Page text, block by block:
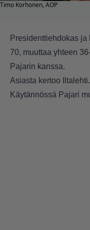
Timo Korhonen, AOP
Presidenttiehdokas
70, muuttaa yhteen
Pajarin kanssa.
Asiasta kertoo
Iltalehti.
Käytännössä Pajari